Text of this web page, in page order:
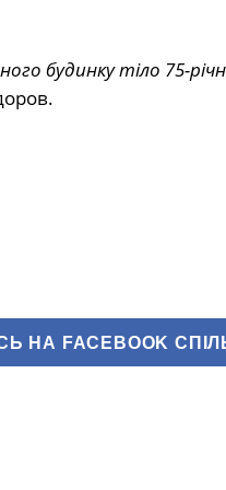
будинку тіло 75-
НА FACEBOOK